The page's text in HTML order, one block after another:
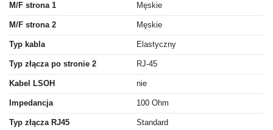
M/F strona 1 Męskie
M/F strona 2 Męskie
Typ kabla Elastyczny
Typ złącza po stronie 2 RJ-45
Kabel LSOH nie
Impedancja 100 Ohm
Typ złącza RJ45
Standard